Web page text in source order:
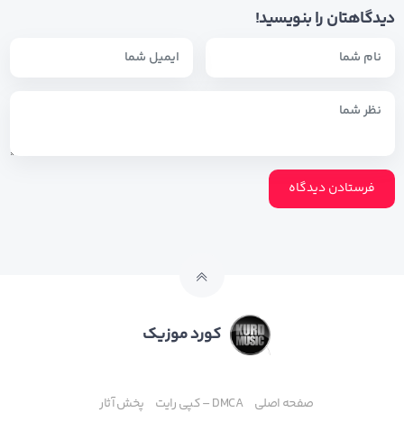
دیدگاهتان را بنویسید!
کورد موزیک
صفحه اصلی DMCA – کپی رایت پخش آثار